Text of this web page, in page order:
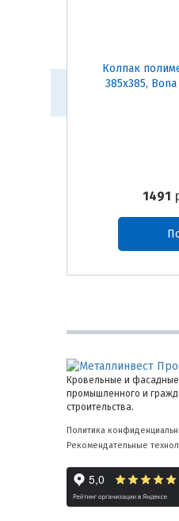
Колпак
385х385,
1491
Кровельные и
промышленного и
строительства.
Политика
Рекомендательные